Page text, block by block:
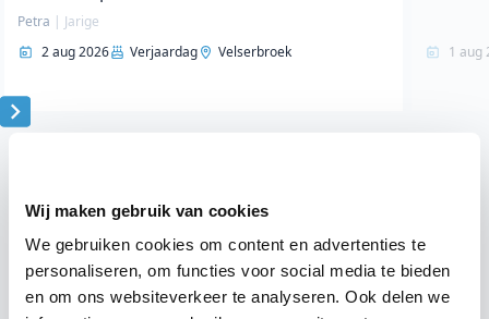
Wij maken gebruik van cookies
We gebruiken cookies om content en advertenties te
personaliseren, om functies voor social media te bieden
en om ons websiteverkeer te analyseren. Ook delen we
Petra | Jarige
2 aug 2026
Verjaardag Velserbroek 1 aug
Item